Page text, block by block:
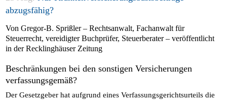
abzugsfähig?
Von Gregor-B. Sprißler – Rechtsanwalt, Fachanwalt für
Steuerrecht, vereidigter Buchprüfer, Steuerberater – veröffentlicht
in der Recklinghäuser Zeitung
Beschränkungen bei den sonstigen Versicherungen
verfassungsgemäß?
Der Gesetzgeber hat aufgrund eines Verfassungsgerichtsurteils die